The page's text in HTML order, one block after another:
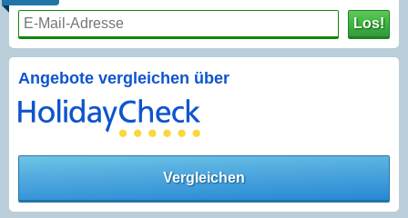
Los!
Angebote vergleichen über
Vergleichen